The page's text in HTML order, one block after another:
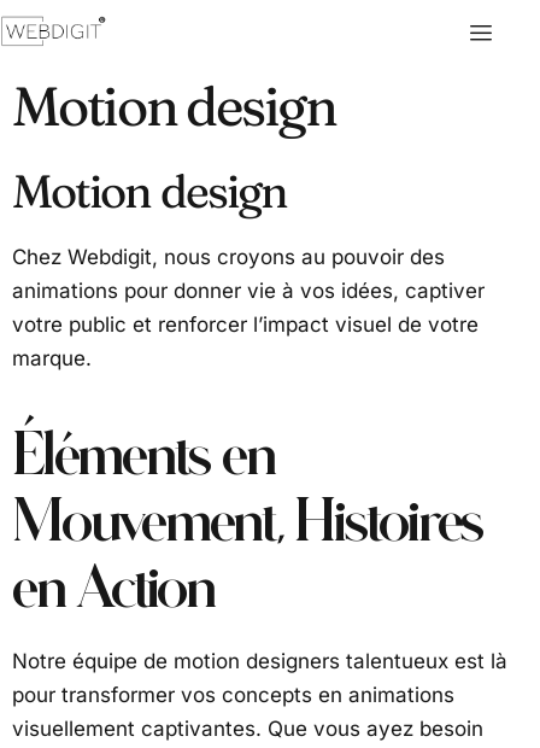
Motion design
Motion design
Chez Webdigit, nous croyons au pouvoir des
animations pour donner vie à vos idées, captiver
votre public et renforcer l’impact visuel de votre
marque.
Éléments en
Mouvement, Histoires
en Action
Notre équipe de motion designers talentueux est là
pour transformer vos concepts en animations
visuellement captivantes. Que vous ayez besoin